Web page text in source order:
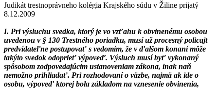
Judikát trestnoprávneho kolégia Krajského súdu v Žiline prijatý
8.12.2009
I. Pri výsluchu svedka, ktorý je vo vzťahu k obvinenému osobou
uvedenou v § 130 Trestného poriadku, musí už procesný policajt
predvídateľne postupovať s vedomím, že v ďalšom konaní môže
takýto svedok odoprieť výpoveď. Výsluch musí byť vykonaný
spôsobom zodpovedajúcim ustanoveniam zákona, inak naň
nemožno prihliadať. Pri rozhodovaní o väzbe, najmä ak ide o
osobu, výpoveď ktorej bola základom na vznesenie obvinenia,